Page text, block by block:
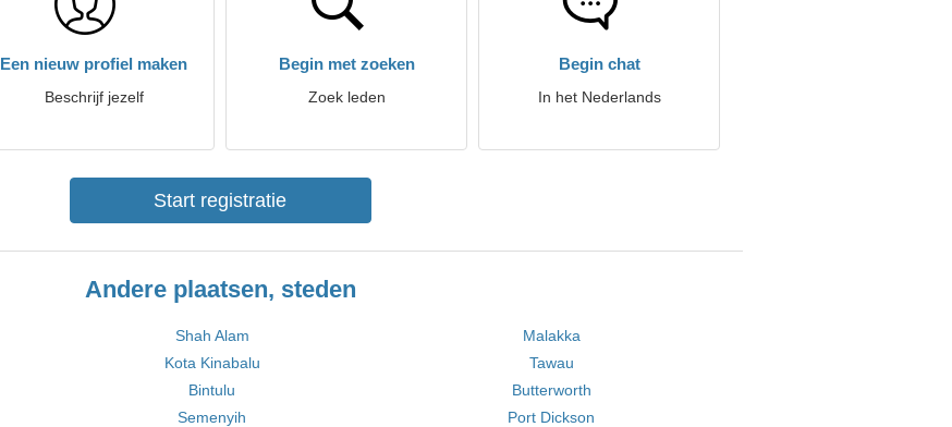
Een nieuw profiel maken
Beschrijf jezelf
Begin met zoeken
Zoek leden
Begin chat
In het Nederlands
Start registratie
Andere plaatsen, steden
Shah Alam
Malakka
Kota Kinabalu
Tawau
Bintulu
Butterworth
Semenyih Port Dickson